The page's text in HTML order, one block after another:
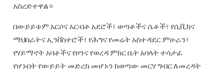
አስረድተዋል።
በውይይቱም አርሶና አርብቶ አደሮች፣ ወጣቶችና ሴቶች፣ የሲቪክና
ማህበራትና ኢንቨስተሮች፣ የሕግና የመሬት አስተዳደር ምሁራን፣
የሃይማኖት አባቶችና የዞንና የወረዳ ምክር ቤት አባላት ተሳታፊ
የሆኑበት የውይይት መድረክ መሆኑን ከወጣው መርሃ ግብር ለመረዳት